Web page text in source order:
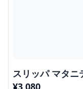
スリッパ マタニ
¥3,080